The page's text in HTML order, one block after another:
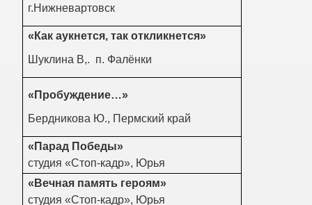
г.Нижневартовск
«Как аукнется, так откликнется»
Шуклина В,. п. Фалёнки
«Пробуждение…»
Бердникова Ю., Пермский край
«Парад Победы»
студия «Стоп-кадр», Юрья
«Вечная память героям»
студия «Стоп-кадр», Юрья